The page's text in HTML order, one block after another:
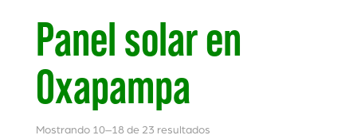
Panel solar en
Oxapampa
Mostrando 10–18 de 23 resultados